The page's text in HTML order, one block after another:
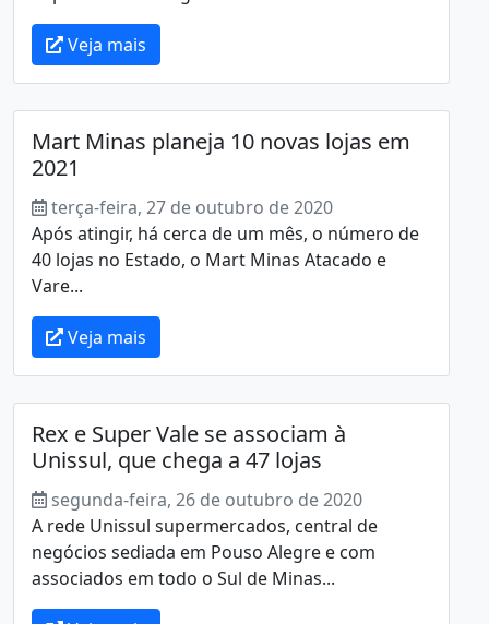
Veja mais
Mart Minas planeja 10 novas lojas em
2021
terça-feira, 27 de outubro de 2020
Após atingir, há cerca de um mês, o número de
40 lojas no Estado, o Mart Minas Atacado e
Vare...
Veja mais
Rex e Super Vale se associam à
Unissul, que chega a 47 lojas
segunda-feira, 26 de outubro de 2020
A rede Unissul supermercados, central de
negócios sediada em Pouso Alegre e com
associados em todo o Sul de Minas...